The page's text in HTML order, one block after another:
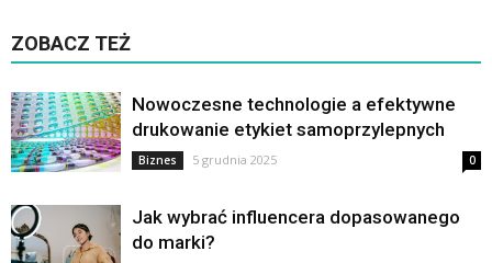
ZOBACZ TEŻ
Nowoczesne technologie a efektywne
drukowanie etykiet samoprzylepnych
Biznes 5 grudnia 2025 0
Jak wybrać influencera dopasowanego
do marki?